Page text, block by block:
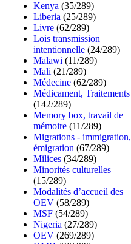
Kenya (35/289)
Liberia (25/289)
Livre (62/289)
Lois transmission
intentionnelle (24/289)
Malawi (11/289)
Mali (21/289)
Médecine (62/289)
Médicament, Traitements
(142/289)
Memory box, travail de
mémoire (11/289)
Migrations - immigration,
émigration (67/289)
Milices (34/289)
Minorités culturelles
(15/289)
Modalités d’accueil des
OEV (58/289)
MSF (54/289)
Nigeria (27/289)
OEV (269/289)